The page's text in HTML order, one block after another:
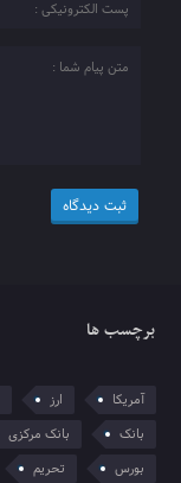
برچسب ها
آمریکا ارز
بانک
بانک مرکزی
بورس
تحریم